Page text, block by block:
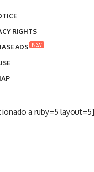
RIGHTS
ADS New
a ruby=5 layout=5]